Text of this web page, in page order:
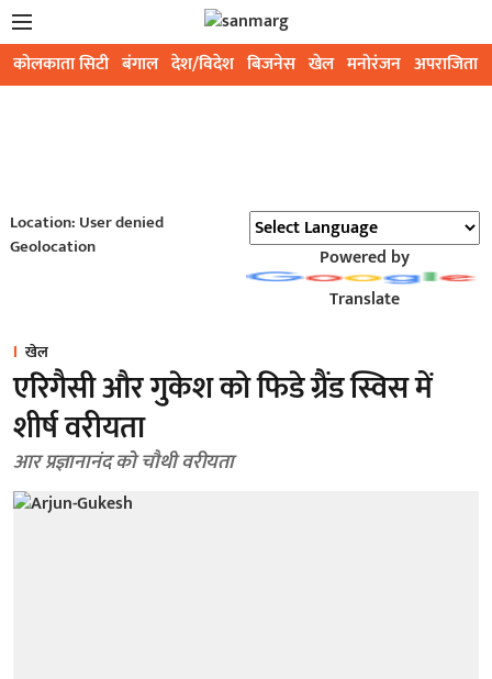
कोलकाता सिटी बंगाल देश/विदेश बिजनेस खेल मनोरंजन अपराजिता
Location: User denied
Geolocation
Powered by
Translate
खेल
एरिगैसी और गुकेश को फिडे ग्रैंड स्विस में
शीर्ष वरीयता
आर प्रज्ञानानंद को चौथी वरीयता